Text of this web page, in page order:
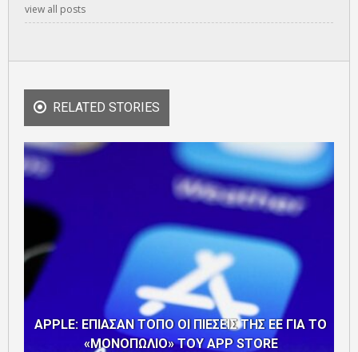
view all posts
RELATED STORIES
APPLE: ΕΠΙΑΣΑΝ ΤΟΠΟ ΟΙ ΠΙΕΣΕΙΣ ΤΗΣ ΕΕ ΓΙΑ ΤΟ
«ΜΟΝΟΠΩΛΙΟ» ΤΟΥ APP STORE